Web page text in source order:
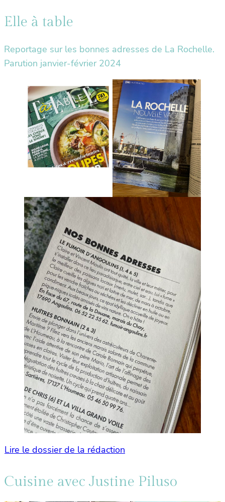
Elle à table
Reportage sur les bonnes adresses de La Rochelle.
Parution janvier-février 2024
Lire le dossier de la rédaction
Cuisine avec Justine Piluso